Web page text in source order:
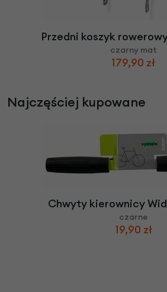
Przedni koszyk
czarny mat
179,90 zł
Najczęściej kupowane
Chwyty kierownicy
czarne
19,90 zł